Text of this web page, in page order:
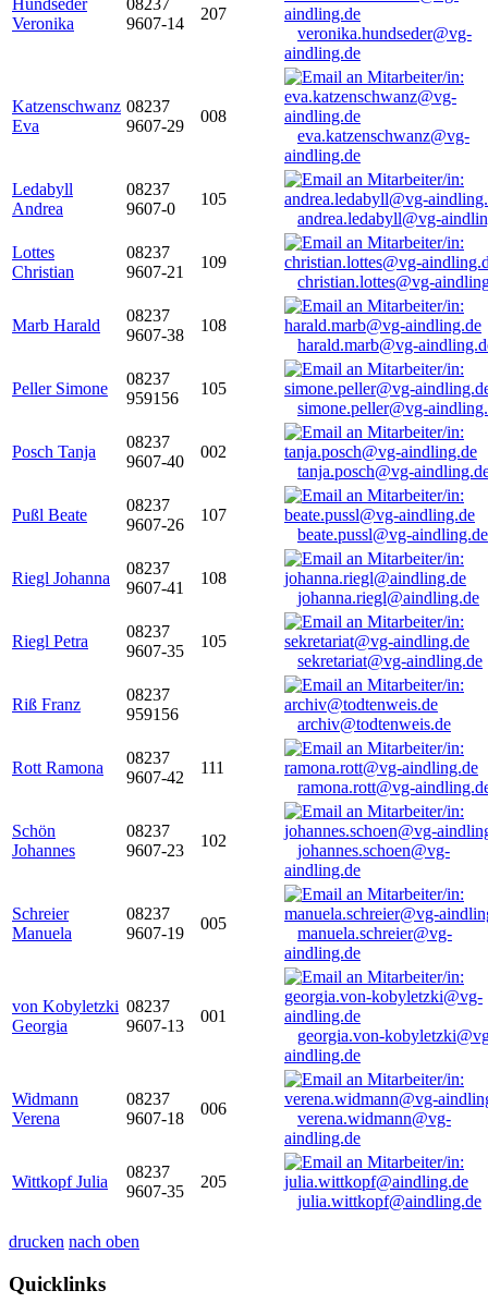
Hundseder
Veronika
08237
9607-14
207
veronika.hundseder@vg-
aindling.de
Katzenschwanz
Eva
08237
9607-29
008
eva.katzenschwanz@vg-
aindling.de
Ledabyll
Andrea
08237
9607-0
105
andrea.ledabyll@vg-
Lottes
Christian
08237
9607-21
109
christian.lottes@vg-
Marb Harald
08237
9607-38
108
harald.marb@vg-
Peller Simone
08237
959156
105
simone.peller@vg-
Posch Tanja
08237
9607-40
002
tanja.posch@vg-
Pußl Beate
08237
9607-26
107
beate.pussl@vg-aindling.de
Riegl Johanna
08237
9607-41
108
johanna.riegl@aindling.de
Riegl Petra
08237
9607-35
105
sekretariat@vg-aindling.de
Riß Franz
08237
959156
archiv@todtenweis.de
Rott Ramona
08237
9607-42
111
ramona.rott@vg-
Schön
Johannes
08237
9607-23
102
johannes.schoen@vg-
aindling.de
Schreier
Manuela
08237
9607-19
005
manuela.schreier@vg-
aindling.de
von Kobyletzki
Georgia
08237
9607-13
001
georgia.von-
aindling.de
Widmann
Verena
08237
9607-18
006
verena.widmann@vg-
aindling.de
Wittkopf Julia
08237
9607-35
205
julia.wittkopf@aindling.de
drucken nach oben
Quicklinks